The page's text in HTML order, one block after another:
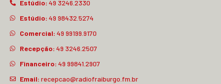
Estúdio: 49 3246.2330
Estúdio: 49 98432.5274
Comercial: 49 99199.9170
Recepção: 49 3246.2507
Financeiro: 49 99841.2907
Email: recepcao@radiofraiburgo.fm.br